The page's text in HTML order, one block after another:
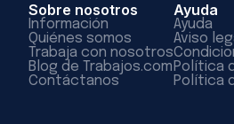
Sobre nosotros
Información
Quiénes somos
Trabaja con nosotros
Blog de Trabajos.com
Contáctanos
Ayuda
Ayuda
Aviso
Política
Política